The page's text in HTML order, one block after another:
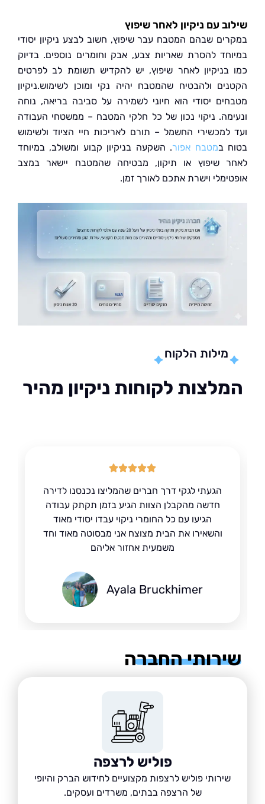
עם ניקיון לאחר שיפוץ
שבהם המטבח עבר שיפוץ, חשוב לבצע ניקיון יסודי
להסרת שאריות צבע, אבק וחומרים נוספים. בדיוק
לאחר שיפוץ, יש להקדיש תשומת לב לפרטים
ולהבטיח שהמטבח יהיה נקי ומוכן לשימוש.ניקיון
יסודי הוא חיוני לשמירה על סביבה בריאה, נוחה
ניקוי נכון של כל חלקי המטבח – ממשטחי העבודה
החשמל – תורם לאריכות חיי הציוד ולשימוש
מטבח אפור. השקעה בניקיון קבוע ומשולב, במיוחד
שיפוץ או תיקון, מבטיחה שהמטבח יישאר במצב
וישרת אתכם לאורך זמן.
מילות הלקוח
לקוחות ניקיון מהיר
הגעתי לגקי דרך חברים שהמליצו נכנסנו לדירה
חדשה מהקבלן הצוות הגיע בזמן תקתק עבודה
הגיעו עם כל החומרי ניקוי עבדו יסודי מאוד
והשאירו את הבית מצוצח אני מבסוטה מאוד וחד
משמעית אחזור אליהם
Ayala Bruckhimer
החברה
פוליש לרצפה
שירותי פוליש לרצפות מקצועיים לחידוש הברק והיופי
של הרצפה בבתים, משרדים ועסקים.